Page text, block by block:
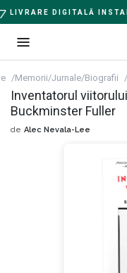
LIVRARE DIGITALĂ
Memorii/Jurnale/Biografii
Inventatorul
Buckminster Fuller
de Alec Nevala-Lee